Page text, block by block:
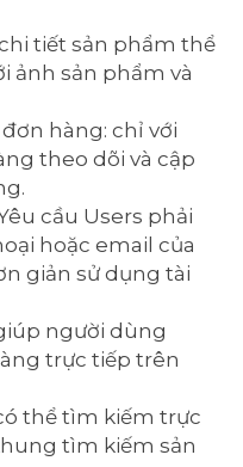
tiết sản phẩm thể
ảnh sản phẩm và
hàng: chỉ với
theo dõi và cập
cầu Users phải
hoặc email của
giản sử dụng tài
người dùng
trực tiếp trên
thể tìm kiếm trực
tìm kiếm sản